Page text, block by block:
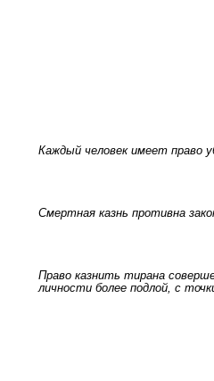
Каждыйчеловекимеетправо
Смертная казнь противна
Право казнить тирана
личности более подлой, с